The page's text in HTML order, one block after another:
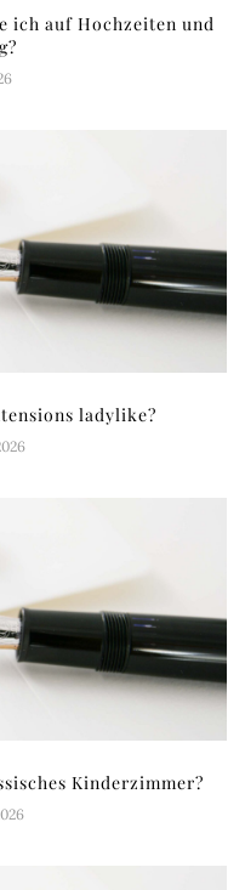
ich auf Hochzeiten und
ladylike?
Kinderzimmer?